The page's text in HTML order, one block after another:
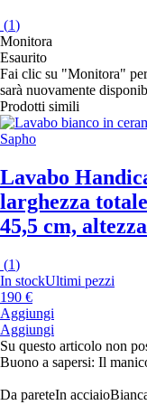
(1)
Monitora
Esaurito
Fai clic su "Monitora"
sarà nuovamente
Prodotti simili
Sapho
Lavabo
larghezza
45,5 cm,
(1)
In stockUltimi pezzi
190 €
Aggiungi
Aggiungi
Su questo articolo non
Buono a sapersi: Il
Da pareteIn acciaio